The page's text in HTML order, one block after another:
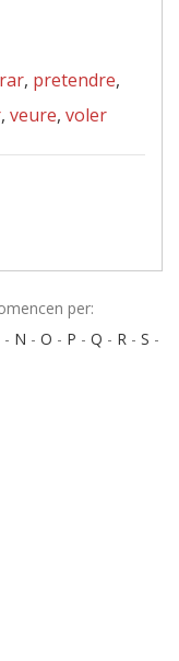
, pretendre,
, veure, voler
per:
- N - O - P - Q - R - S -